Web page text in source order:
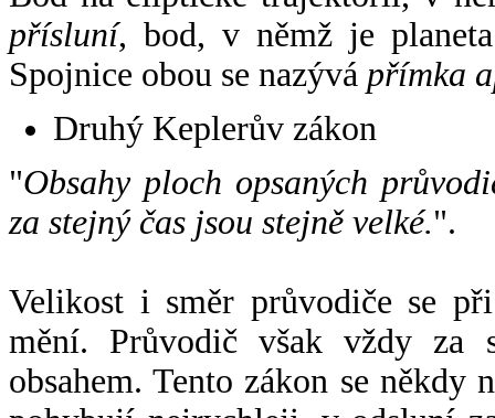
přísluní, bod, v němž je
Spojnice obou se nazývá přímka
Druhý Keplerův zákon
"Obsahy ploch opsaných
za stejný čas jsou stejně velké.".
Velikost i směr průvodiče se
mění. Průvodič však vždy za
obsahem. Tento zákon se někdy